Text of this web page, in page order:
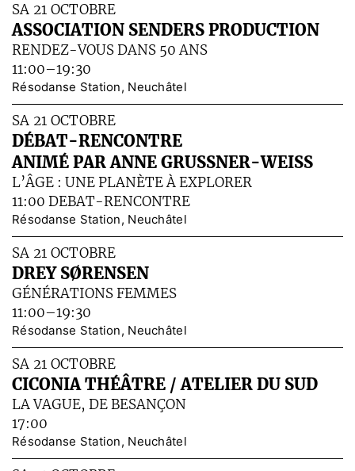
SA 21 OCTOBRE
ASSOCIATION SENDERS PRODUCTION
RENDEZ-VOUS DANS 50 ANS
11:00–19:30
Résodanse Station, Neuchâtel
SA 21 OCTOBRE
DÉBAT-RENCONTRE
ANIMÉ PAR ANNE GRUSSNER-WEISS
L’ÂGE : UNE PLANÈTE À EXPLORER
11:00 DEBAT-RENCONTRE
Résodanse Station, Neuchâtel
SA 21 OCTOBRE
DREY SØRENSEN
GÉNÉRATIONS FEMMES
11:00–19:30
Résodanse Station, Neuchâtel
SA 21 OCTOBRE
CICONIA THÉÂTRE / ATELIER DU SUD
LA VAGUE, DE BESANÇON
17:00
Résodanse Station, Neuchâtel